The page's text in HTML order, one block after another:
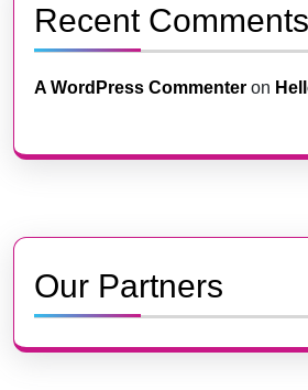
Recent Comments
A WordPress Commenter on
Our Partners